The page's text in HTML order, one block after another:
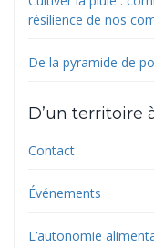
résilience de nos
De la pyramide de
D’un territoire
Contact
Événements
L’autonomie